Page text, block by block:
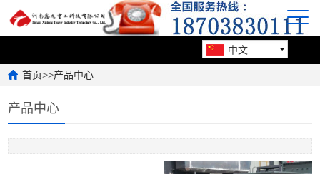
中文
首页>>产品中心
产品中心